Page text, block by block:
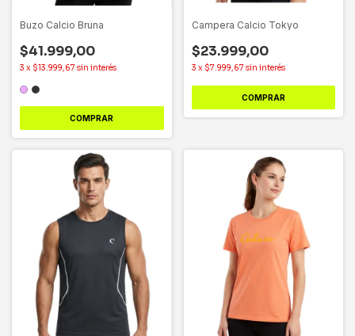
Buzo Calcio Bruna
$41.999,00
3 x $13.999,67 sin interés
COMPRAR
Campera Calcio Tokyo
$23.999,00
3 x $7.999,67 sin interés
COMPRAR